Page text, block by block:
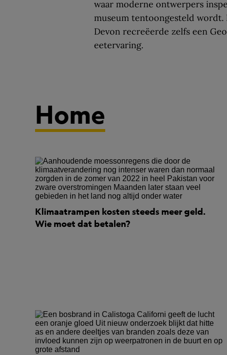
waar moderne ontwerpers
museum tentoongesteld
Devon recreëerde zelfs een
eetervaring.
Home
Klimaatrampen kosten steeds meer geld.
Wie moet dat betalen?